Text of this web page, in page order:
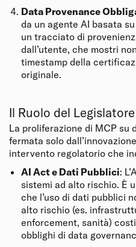
Data Provenance
da un agente AI basata
un tracciato di
dall’utente, che mostri
timestamp della
originale.
Il Ruolo del
La proliferazione di MCP su
fermata solo
intervento regolatorio che
AI Act e Dati Pubblici:
sistemi ad alto rischio. È
che l’uso di dati pubblici
alto rischio (es.
enforcement, sanità)
obblighi di data